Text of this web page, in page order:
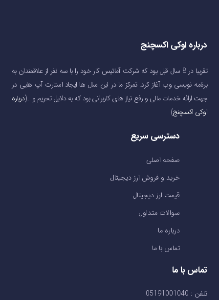
درباره اوکی اکسچنج
تقریبا در 8 سال قبل بود که شرکت آماتیس کار خود را با سه نفر از علاقمندان به
برنامه نویسی وب آغاز کرد. تمرکز ما در این سال ها ایجاد استارت آپ هایی در
جهت ارائه خدمات مالی و رفع نیاز های کاربرانی بود که به دلایل تحریم و …(درباره
اوکی اکسچنج)
دسترسی سریع
صفحه اصلی
خرید و فروش ارز دیجیتال
قیمت ارز دیجیتال
سوالات متداول
درباره ما
تماس با ما
تماس با ما
تلفن : 05191001040